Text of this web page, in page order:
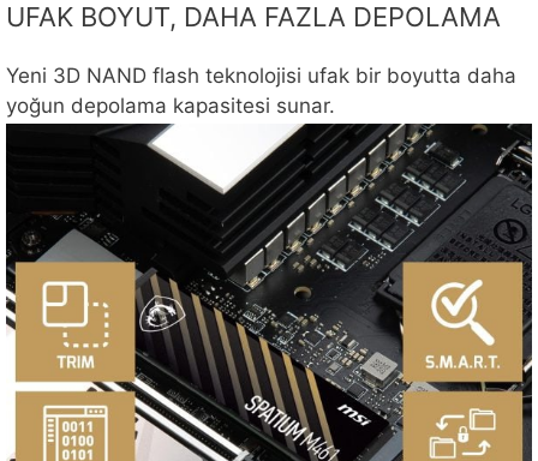
UFAK BOYUT, DAHA FAZLA DEPOLAMA
Yeni 3D NAND flash teknolojisi ufak bir boyutta daha
yoğun depolama kapasitesi sunar.